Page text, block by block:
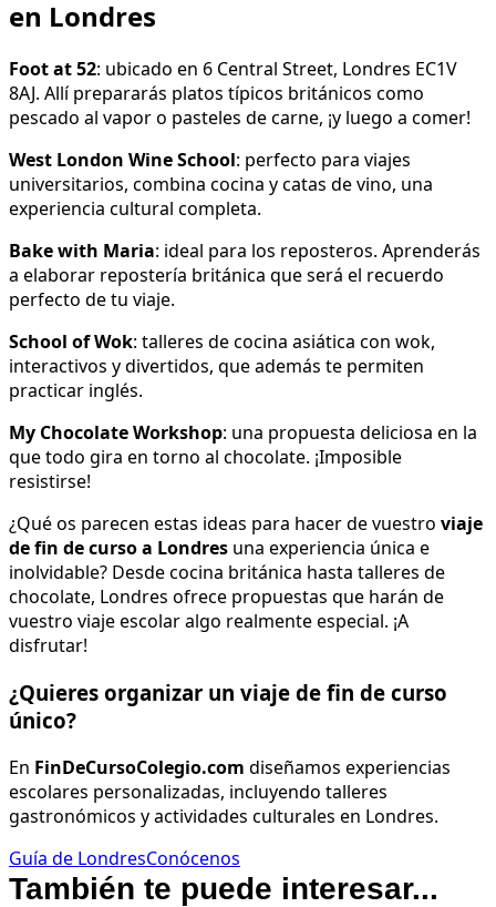
en Londres
Foot at 52: ubicado en 6 Central Street, Londres EC1V
8AJ. Allí prepararás platos típicos británicos como
pescado al vapor o pasteles de carne, ¡y luego a comer!
West London Wine School: perfecto para viajes
universitarios, combina cocina y catas de vino, una
experiencia cultural completa.
Bake with Maria: ideal para los reposteros. Aprenderás
a elaborar repostería británica que será el recuerdo
perfecto de tu viaje.
School of Wok: talleres de cocina asiática con wok,
interactivos y divertidos, que además te permiten
practicar inglés.
My Chocolate Workshop: una propuesta deliciosa en la
que todo gira en torno al chocolate. ¡Imposible
resistirse!
¿Qué os parecen estas ideas para hacer de vuestro viaje
de fin de curso a Londres una experiencia única e
inolvidable? Desde cocina británica hasta talleres de
chocolate, Londres ofrece propuestas que harán de
vuestro viaje escolar algo realmente especial. ¡A
disfrutar!
¿Quieres organizar un viaje de fin de curso
único?
En FinDeCursoColegio.com diseñamos experiencias
escolares personalizadas, incluyendo talleres
gastronómicos y actividades culturales en Londres.
Guía de LondresConócenos
También te puede interesar...